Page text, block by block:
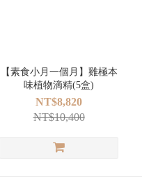
【素食小月一個月】雞極本
味植物滴精(5盒)
NT$8,820
NT$10,400